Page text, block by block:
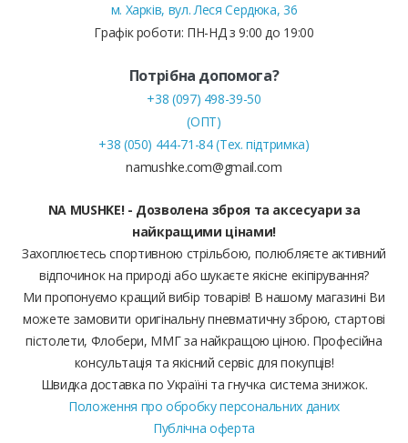
м. Харків, вул. Леся Сердюка, 36
Графік роботи: ПН-НД з 9:00 до 19:00
Потрібна допомога?
+38 (097) 498-39-50
(ОПТ)
+38 (050) 444-71-84 (Тех. підтримка)
namushke.com@gmail.com
NA MUSHKE! - Дозволена зброя та аксесуари за
найкращими цінами!
Захоплюєтесь спортивною стрільбою, полюбляєте активний
відпочинок на природі або шукаєте якісне екіпірування?
Ми пропонуємо кращий вибір товарів! В нашому магазині Ви
можете замовити оригінальну пневматичну зброю, стартові
пістолети, Флобери, ММГ за найкращою ціною. Професійна
консультація та якісний сервіс для покупців!
Швидка доставка по Україні та гнучка система знижок.
Положення про обробку персональних даних
Публічна оферта